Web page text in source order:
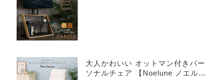
大人かわいい オットマン付きパー
ソナルチェア 【Noelune ノエル